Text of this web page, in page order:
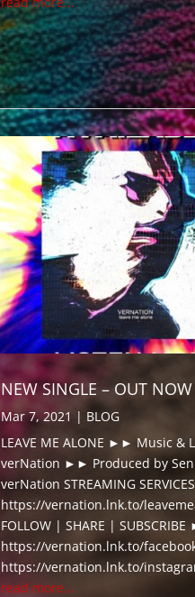
NEW SINGLE – OUT NOW
Mar 7, 2021 | BLOG
LEAVE ME ALONE ►► Music &
verNation ►► Produced by
verNation STREAMING
https://vernation.lnk.to/
FOLLOW | SHARE | SUBSCRIBE
https://vernation.lnk.to/
https://vernation.lnk.to/
read more...